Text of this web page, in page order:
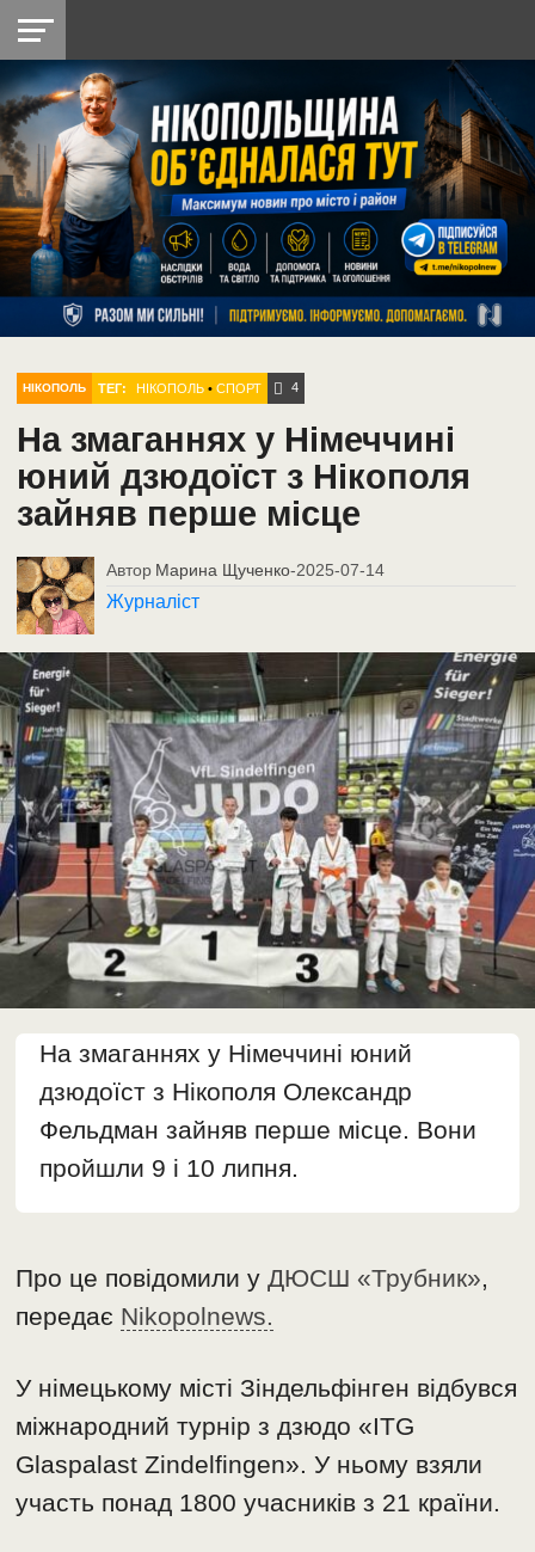
НІКОПОЛЬ
РАЙОН
СІЧЕСЛАВСЬКА
УКРАЇНА
РЕТРО
НІКОПОЛЬ
ЛАЙТ
УКРАЇНА
ДОПОМОГА
РАДІО
НІКОПОЛЬ ТЕГ: НІКОПОЛЬ •СПОРТ 4
На змаганнях у Німеччині
юний дзюдоїст з Нікополя
зайняв перше місце
Автор Марина Щученко-2025-07-14
Журналіст
На змаганнях у Німеччині юний
дзюдоїст з Нікополя Олександр
Фельдман зайняв перше місце. Вони
пройшли 9 і 10 липня.
Про це повідомили уДЮСШ «Трубник»,
передає Nikopolnews.
У німецькому місті Зіндельфінген відбувся
міжнародний турнір з дзюдо «ITG
Glaspalast Zindelfingen». У ньому взяли
участь понад 1800 учасників з 21 країни.